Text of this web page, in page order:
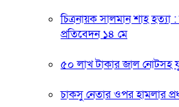
চিত্রনায়ক সালমান শাহ হত্যা
প্রতিবেদন ১৪ মে
৫০ লাখ টাকার জাল নোটসহ
চাকসু নেতার ওপর হামলার